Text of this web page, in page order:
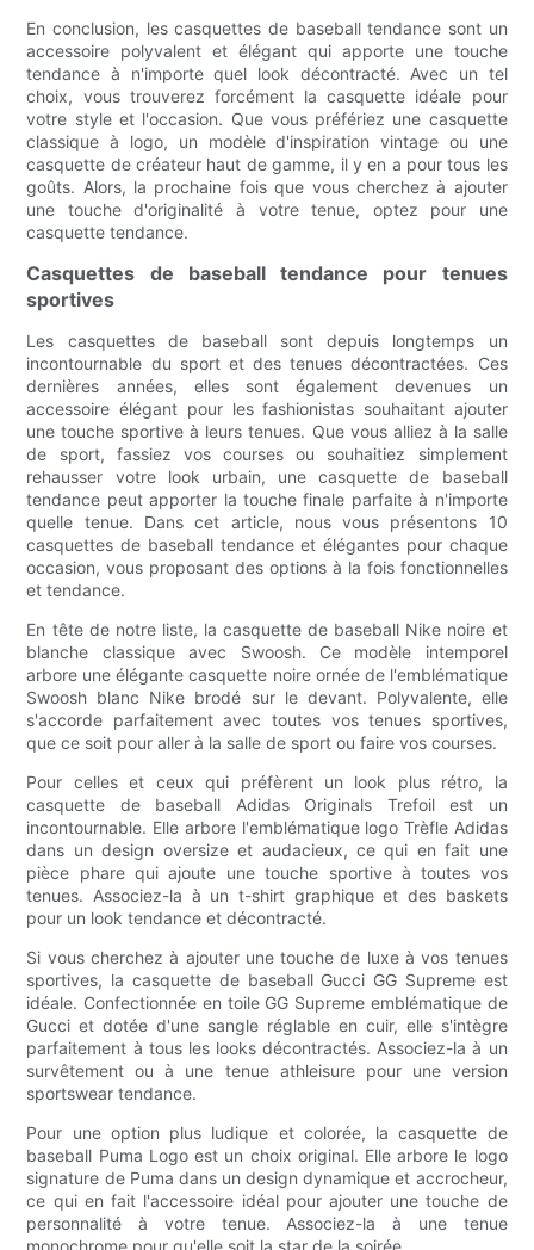
En conclusion, les casquettes de baseball tendance sont un
accessoire polyvalent et élégant qui apporte une touche
tendance à n'importe quel look décontracté. Avec un tel
choix, vous trouverez forcément la casquette idéale pour
votre style et l'occasion. Que vous préfériez une casquette
classique à logo, un modèle d'inspiration vintage ou une
casquette de créateur haut de gamme, il y en a pour tous les
goûts. Alors, la prochaine fois que vous cherchez à ajouter
une touche d'originalité à votre tenue, optez pour une
casquette tendance.
Casquettes de baseball tendance pour tenues
sportives
Les casquettes de baseball sont depuis longtemps un
incontournable du sport et des tenues décontractées. Ces
dernières années, elles sont également devenues un
accessoire élégant pour les fashionistas souhaitant ajouter
une touche sportive à leurs tenues. Que vous alliez à la salle
de sport, fassiez vos courses ou souhaitiez simplement
rehausser votre look urbain, une casquette de baseball
tendance peut apporter la touche finale parfaite à n'importe
quelle tenue. Dans cet article, nous vous présentons 10
casquettes de baseball tendance et élégantes pour chaque
occasion, vous proposant des options à la fois fonctionnelles
et tendance.
En tête de notre liste, la casquette de baseball Nike noire et
blanche classique avec Swoosh. Ce modèle intemporel
arbore une élégante casquette noire ornée de l'emblématique
Swoosh blanc Nike brodé sur le devant. Polyvalente, elle
s'accorde parfaitement avec toutes vos tenues sportives,
que ce soit pour aller à la salle de sport ou faire vos courses.
Pour celles et ceux qui préfèrent un look plus rétro, la
casquette de baseball Adidas Originals Trefoil est un
incontournable. Elle arbore l'emblématique logo Trèfle Adidas
dans un design oversize et audacieux, ce qui en fait une
pièce phare qui ajoute une touche sportive à toutes vos
tenues. Associez-la à un t-shirt graphique et des baskets
pour un look tendance et décontracté.
Si vous cherchez à ajouter une touche de luxe à vos tenues
sportives, la casquette de baseball Gucci GG Supreme est
idéale. Confectionnée en toile GG Supreme emblématique de
Gucci et dotée d'une sangle réglable en cuir, elle s'intègre
parfaitement à tous les looks décontractés. Associez-la à un
survêtement ou à une tenue athleisure pour une version
sportswear tendance.
Pour une option plus ludique et colorée, la casquette de
baseball Puma Logo est un choix original. Elle arbore le logo
signature de Puma dans un design dynamique et accrocheur,
ce qui en fait l'accessoire idéal pour ajouter une touche de
personnalité à votre tenue. Associez-la à une tenue
monochrome pour qu'elle soit la star de la soirée.